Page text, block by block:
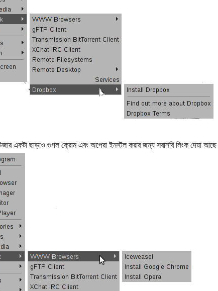
একটা ছাড়াও গুগল ক্রোম এবং অপেরা ইনস্টল করার জন্য সরাসরি লিংক দেয়া